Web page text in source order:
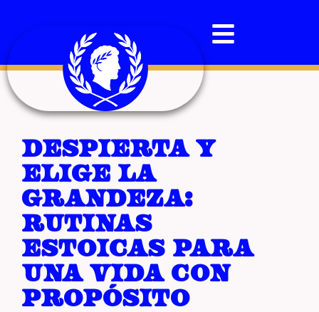
Despierta y
elige la
grandeza:
rutinas
estoicas para
una vida con
propósito